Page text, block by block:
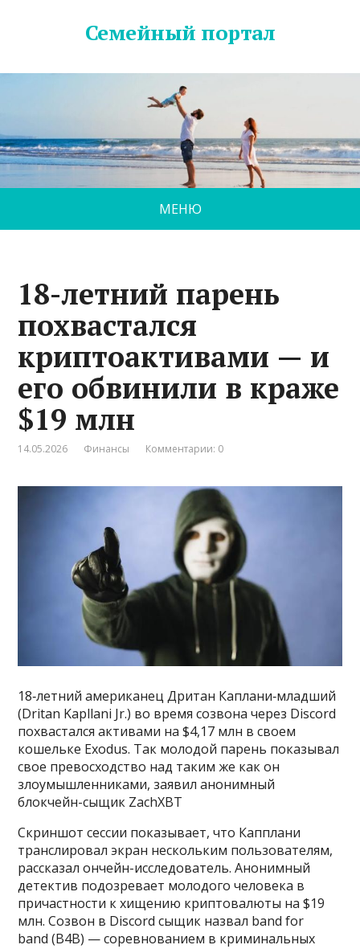
Семейный портал
МЕНЮ
18-летний парень
похвастался
криптоактивами — и
его обвинили в краже
$19 млн
14.05.2026 Финансы Комментарии: 0
18‑летний американец Дритан Каплани‑младший
(Dritan Kapllani Jr.) во время созвона через Discord
похвастался активами на $4,17 млн в своем
кошельке Exodus. Так молодой парень показывал
свое превосходство над таким же как он
злоумышленниками, заявил анонимный
блокчейн-сыщик ZachXBT
Скриншот сессии показывает, что Капплани
транслировал экран нескольким пользователям,
рассказал ончейн-исследователь. Анонимный
детектив подозревает молодого человека в
причастности к хищению криптовалюты на $19
млн. Созвон в Discord сыщик назвал band for
band (B4B) — соревнованием в криминальных